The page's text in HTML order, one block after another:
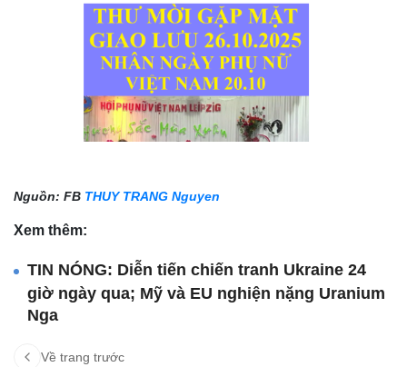
Nguồn: FB THUY TRANG Nguyen
Xem thêm:
TIN NÓNG: Diễn tiến chiến tranh Ukraine 24
giờ ngày qua; Mỹ và EU nghiện nặng Uranium
Nga
Về trang trước